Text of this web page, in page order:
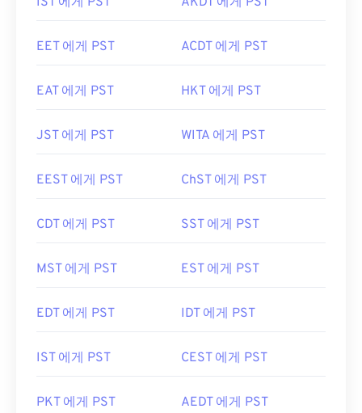
EET 에게 PST ACDT 에게 PST
EAT 에게 PST HKT 에게 PST
JST 에게 PST WITA 에게 PST
EEST 에게 PST ChST 에게 PST
CDT 에게 PST SST 에게 PST
MST 에게 PST EST 에게 PST
EDT 에게 PST IDT 에게 PST
IST 에게 PST CEST 에게 PST
PKT 에게 PST AEDT 에게 PST